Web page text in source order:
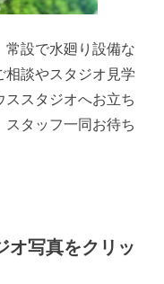
設で水廻り設備な
相談やスタジオ見学
スタジオへお立ち
タッフ一同お待ち
写真をクリッ